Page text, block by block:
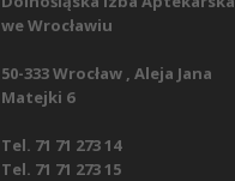
we Wrocławiu
50-333 Wrocław , Aleja Jana
Matejki 6
Tel. 71 71 273 14
Tel. 71 71 273 15